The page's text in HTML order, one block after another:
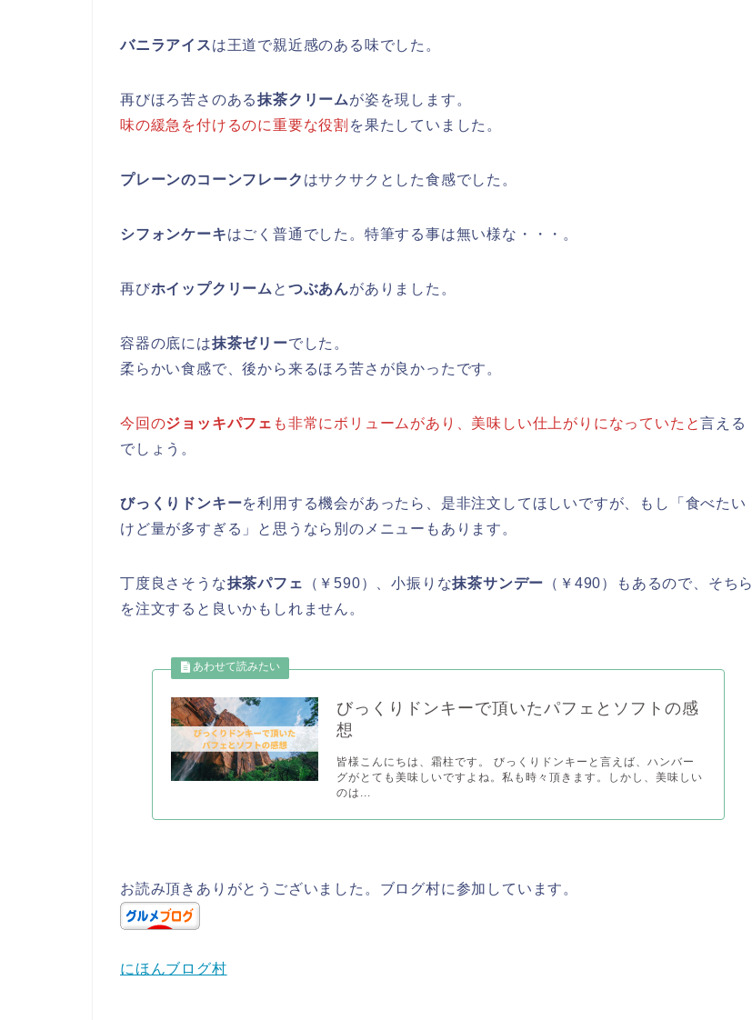
バニラアイスは王道で親近感のある味でした。
再びほろ苦さのある抹茶クリームが姿を現します。
味の緩急を付けるのに重要な役割 を果たしていました。
プレーンのコーンフレーク はサクサクとした食感でした。
シフォンケーキはごく普通でした。特筆する事は無い様な・・・。
再びホイップクリーム と つぶあんがありました。
容器の底には抹茶ゼリーでした。
柔らかい食感で、後から来るほろ苦さが良かったです。
今回のジョッキパフェ も非常にボリュームがあり、美味しい仕上がりになっていたと言える
でしょう。
びっくりドンキーを利用する機会があったら、是非注文してほしいですが、もし「食べたい
けど量が多すぎる」と思うなら別のメニューもあります。
丁度良さそうな抹茶パフェ （￥590）、小振りな抹茶サンデー （￥490）もあるので、そちら
を注文すると良いかもしれません。
びっくりドンキーで頂いたパフェとソフトの感
想
皆様こんにちは、霜柱です。 びっくりドンキーと言えば、ハンバー
グがとても美味しいですよね。私も時々頂きます。しかし、美味しい
のは...
お読み頂きありがとうございました。ブログ村に参加しています。
にほんブログ村